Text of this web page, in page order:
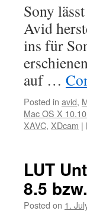
Sony
Avid
ins für
auf …
Posted in avid,
Mac OS X
XAVC, XDcam |
LUT
8.5
Posted on 1.